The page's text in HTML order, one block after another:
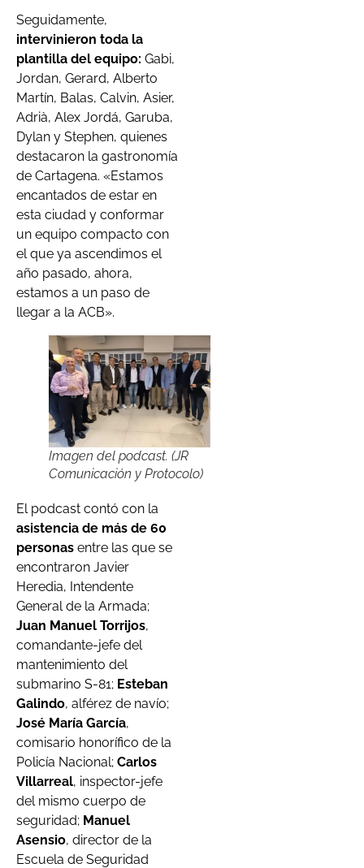
Seguidamente,
intervinieron toda la
plantilla del equipo: Gabi,
Jordan, Gerard, Alberto
Martín, Balas, Calvin, Asier,
Adrià, Alex Jordá, Garuba,
Dylan y Stephen, quienes
destacaron la gastronomía
de Cartagena. «Estamos
encantados de estar en
esta ciudad y conformar
un equipo compacto con
el que ya ascendimos el
año pasado, ahora,
estamos a un paso de
llegar a la ACB».
Imagen del podcast. (JR
Comunicación y Protocolo)
El podcast contó con la
asistencia de más de 60
personas entre las que se
encontraron Javier
Heredia, Intendente
General de la Armada;
Juan Manuel Torrijos,
comandante-jefe del
mantenimiento del
submarino S-81; Esteban
Galindo, alférez de navío;
José María García,
comisario honorífico de la
Policía Nacional; Carlos
Villarreal, inspector-jefe
del mismo cuerpo de
seguridad; Manuel
Asensio, director de la
Escuela de Seguridad